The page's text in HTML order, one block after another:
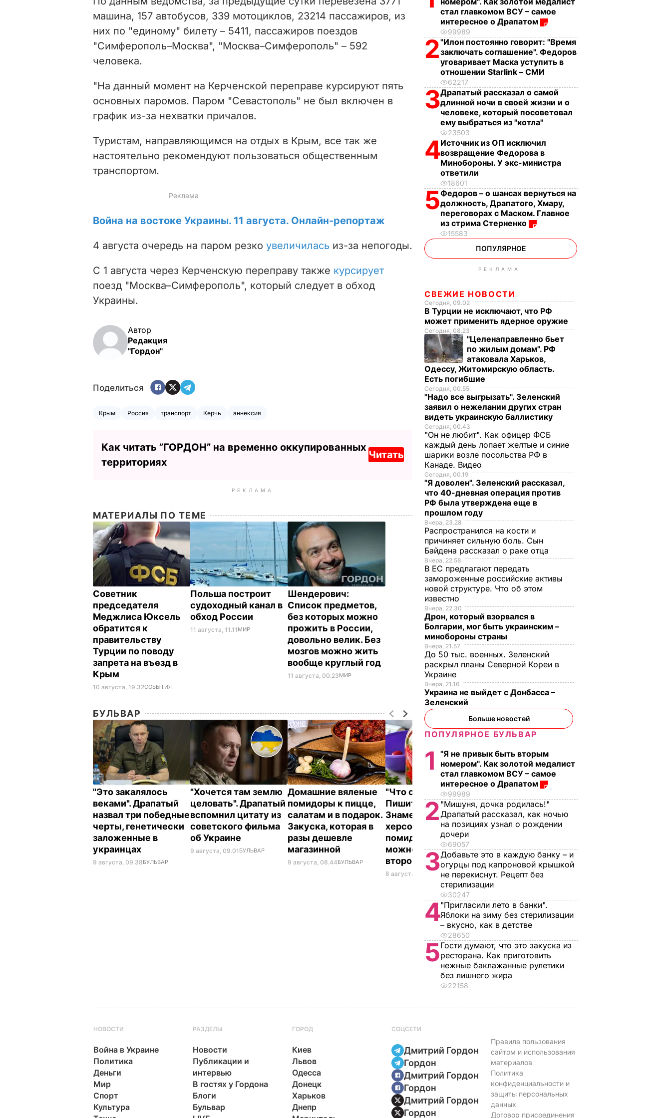
i
d
o
машина, 157 автобусов, 339 мотоциклов, 23214 пассажиров, из
них по "единому" билету – 5411, пассажиров поездов
"Симферополь–Москва", "Москва–Симферополь" – 592
человека.
"На данный момент на Керченской переправе курсируют пять
основных паромов. Паром "Севастополь" не был включен в
график из-за нехватки причалов.
Туристам, направляющимся на отдых в Крым, все так же
настоятельно рекомендуют пользоваться общественным
транспортом.
Война на востоке Украины. 11 августа. Онлайн-репортаж
4 августа очередь на паром резко увеличилась из-за непогоды.
С 1 августа через Керченскую переправу также курсирует
поезд "Москва–Симферополь", который следует в обход
Украины.
Автор
Редакция
"Гордон"
Поделиться
Крым Россия транспорт Керчь аннексия
Как читать ”ГОРДОН” на временно оккупированных
территориях
Читать
РЕКЛАМА
МАТЕРИАЛЫ ПО ТЕМЕ
Советник
председателя
Меджлиса Юксель
обратится к
правительству
Турции по поводу
запрета на въезд в
Крым
10 августа, 19.32СОБЫТИЯ
Польша построит
судоходный канал в
обход России
11 августа, 11.11 МИР
Шендерович:
Список предметов,
без которых можно
прожить в России,
довольно велик. Без
мозгов можно жить
вообще круглый год
11 августа, 00.23МИР
БУЛЬВАР
"Это закалялось
веками". Драпатый
назвал три победные
черты, генетически
заложенные в
украинцах
9 августа, 09.38БУЛЬВАР
"Хочется там землю
целовать". Драпатый
вспомнил цитату из
советского фильма
об Украине
9 августа, 09.01 БУЛЬВАР
Домашние вяленые
помидоры к пицце,
салатам и в подарок.
Закуска, которая в
разы дешевле
магазинной
9 августа, 08.44БУЛЬВАР
"Что смотрите?
Пишите рецепт!"
Знаменитые
херсонские
помидоры, которые
можно есть уже на
второй день
8 августа, 23.56 БУЛЬВАР
Распространился на
кости и причиняет
сильную боль. Сын
Байдена рассказал о
8 августа, 23.28МИР
стал главкомом ВСУ – самое
интересное о Драпатом
99989
2"Илон постоянно говорит: "Время
заключать соглашение". Федоров
уговаривает Маска уступить в
отношении Starlink – СМИ
62217
3Драпатый рассказал о самой
длинной ночи в своей жизни и о
человеке, который посоветовал
ему выбраться из "котла"
23503
4Источник из ОП исключил
возвращение Федорова в
Минобороны. У экс-министра
ответили
18601
5Федоров – о шансах вернуться на
должность, Драпатого, Хмару,
переговорах с Маском. Главное
из стрима Стерненко
15583
ПОПУЛЯРНОЕ
РЕКЛАМА
СВЕЖИЕ НОВОСТИ
Сегодня, 09.02
В Турции не исключают, что РФ
может применить ядерное оружие
Сегодня, 08.23
"Целенаправленно бьет
по жилым домам". РФ
атаковала Харьков,
Одессу, Житомирскую область.
Есть погибшие
Сегодня, 00.55
"Надо все выгрызать". Зеленский
заявил о нежелании других стран
видеть украинскую баллистику
Сегодня, 00.43
"Он не любит". Как офицер ФСБ
каждый день лопает желтые и синие
шарики возле посольства РФ в
Канаде. Видео
Сегодня, 00.19
"Я доволен". Зеленский рассказал,
что 40-дневная операция против
РФ была утверждена еще в
прошлом году
Вчера, 23.28
Распространился на кости и
причиняет сильную боль. Сын
Байдена рассказал о раке отца
Вчера, 22.58
В ЕС предлагают передать
замороженные российские активы
новой структуре. Что об этом
известно
Вчера, 22.30
Дрон, который взорвался в
Болгарии, мог быть украинским –
минобороны страны
Вчера, 21.57
До 50 тыс. военных. Зеленский
раскрыл планы Северной Кореи в
Украине
Вчера, 21.16
Украина не выйдет с Донбасса –
Зеленский
Больше новостей
ПОПУЛЯРНОЕ БУЛЬВАР
1
"Я не привык быть вторым
номером". Как золотой медалист
стал главкомом ВСУ – самое
интересное о Драпатом
99989
2 "Мишуня, дочка родилась!"
Драпатый рассказал, как ночью
на позициях узнал о рождении
дочери
69057
3Добавьте это в каждую банку – и
огурцы под капроновой крышкой
не перекиснут. Рецепт без
стерилизации
30247
4"Пригласили лето в банки".
Яблоки на зиму без стерилизации
– вкусно, как в детстве
28650
5Гости думают, что это закуска из
ресторана. Как приготовить
нежные баклажанные рулетики
без лишнего жира
22158
НОВОСТИ
Война в Украине
Политика
Деньги
Мир
Спорт
Культура
РАЗДЕЛЫ
Новости
Публикации и
интервью
В гостях у Гордона
Блоги
Бульвар
ГОРОД
Киев
Львов
Одесса
Донецк
Харьков
Днепр
СОЦСЕТИ
Дмитрий Гордон
Гордон
Дмитрий Гордон
Гордон
Дмитрий Гордон
Гордон
Правила пользования
сайтом и использования
материалов
Политика
конфиденциальности и
защиты персональных
данных
Договор присоединения